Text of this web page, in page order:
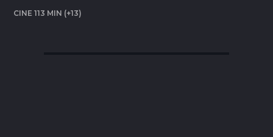
CINE 113 MIN (+13)